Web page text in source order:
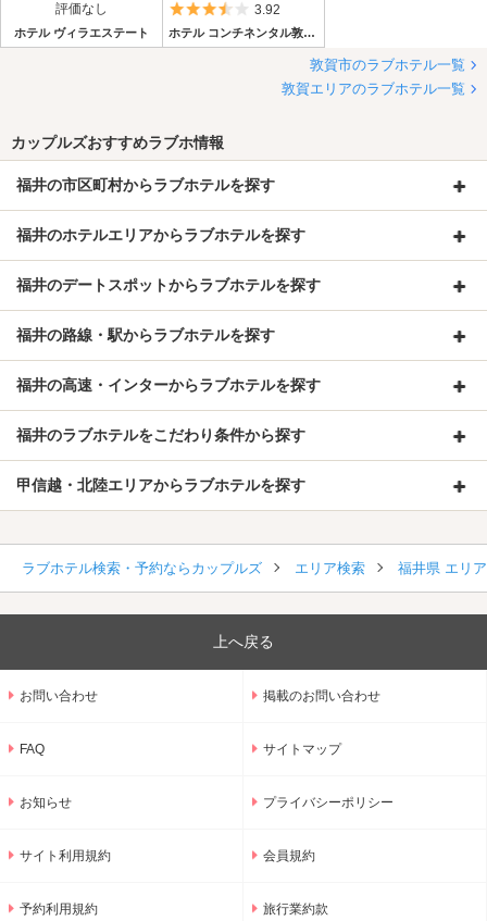
評価なし
ホテル ヴィラエステート
5つ星のうち3.5
3.92
ホテル コンチネンタル敦賀店
敦賀市のラブホテル一覧
敦賀エリアのラブホテル一覧
カップルズおすすめラブホ情報
福井の市区町村からラブホテルを探す
福井のホテルエリアからラブホテルを探す
福井のデートスポットからラブホテルを探す
福井の路線・駅からラブホテルを探す
福井の高速・インターからラブホテルを探す
福井のラブホテルをこだわり条件から探す
甲信越・北陸エリアからラブホテルを探す
ラブホテル検索・予約ならカップルズ エリア検索 福井県 エリ
上へ戻る
お問い合わせ 掲載のお問い合わせ
FAQ サイトマップ
お知らせ プライバシーポリシー
サイト利用規約 会員規約
予約利用規約 旅行業約款